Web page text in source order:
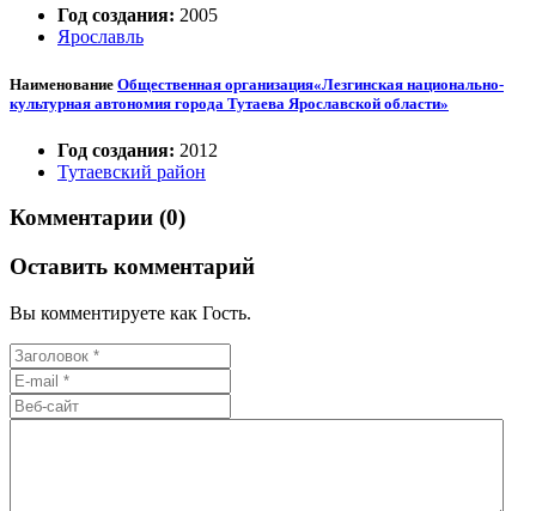
Год создания: 2005
Ярославль
Наименование Общественная организация«Лезгинская национально-
культурная автономия города Тутаева Ярославской области»
Год создания: 2012
Тутаевский район
Комментарии (0)
Оставить комментарий
Вы комментируете как Гость.